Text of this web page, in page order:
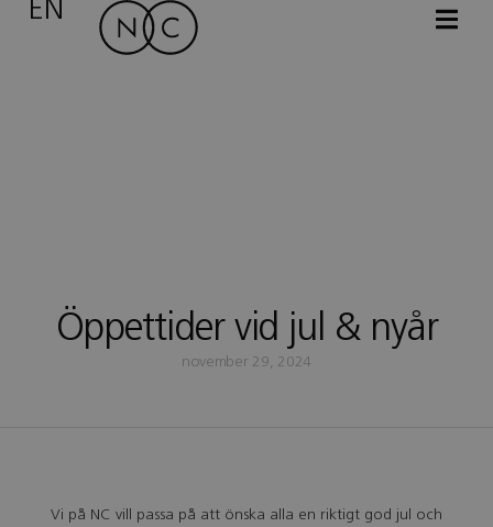
EN
Öppettider vid jul & nyår
november 29, 2024
Vi på NC vill passa på att önska alla en riktigt god jul och